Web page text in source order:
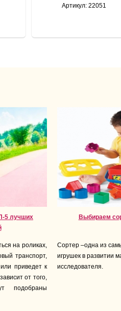
Артикул: 22051
5 лучших
на роликах,
транспорт,
приведет к
от того,
подобраны
Выбираем
Сортер –одна из
игрушек в развитии
исследователя.